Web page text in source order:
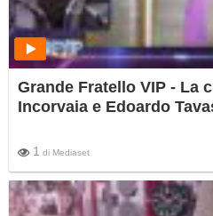
Grande Fratello VIP - La
Incorvaia e Edoardo
1 di Mediaset